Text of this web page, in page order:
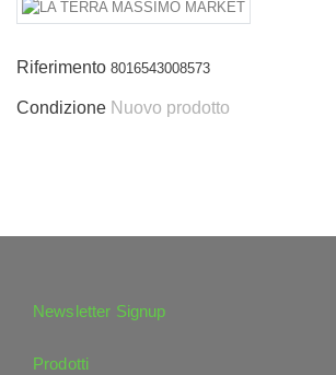
Riferimento 8016543008573
Condizione Nuovo prodotto
Newsletter Signup
Prodotti